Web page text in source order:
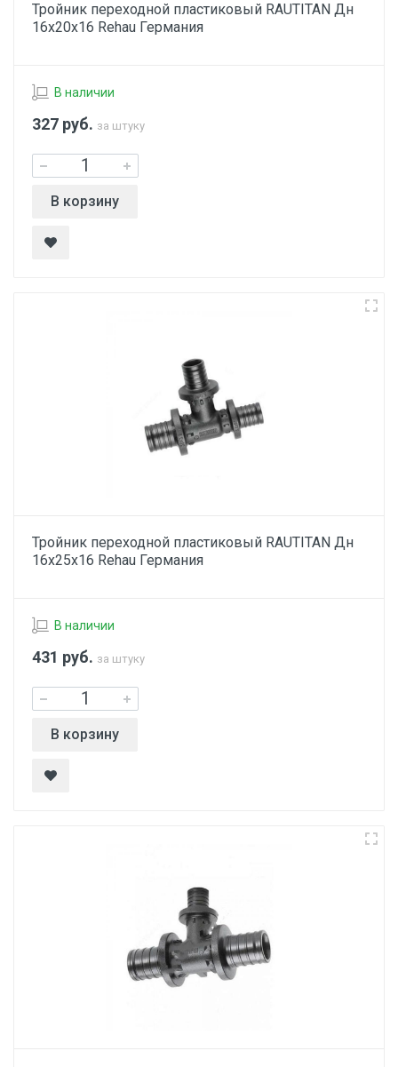
Тройник переходной пластиковый RAUTITAN Дн
16х20х16 Rehau Германия
В наличии
327 руб. за штуку
В корзину
Тройник переходной пластиковый RAUTITAN Дн
16х25х16 Rehau Германия
В наличии
431 руб. за штуку
В корзину